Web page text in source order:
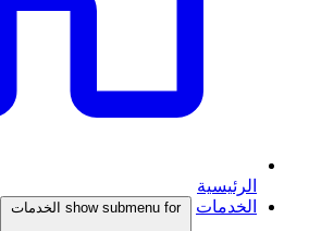
الرئيسية
الخدمات
show submenu for الخدمات